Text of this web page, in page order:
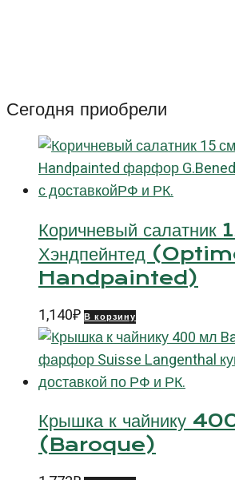
Сегодня приобрели
Коричневый салатник
Хэндпейнтед
Handpainted)
1,140₽ В корзину
Крышка к чайнику
(Baroque)